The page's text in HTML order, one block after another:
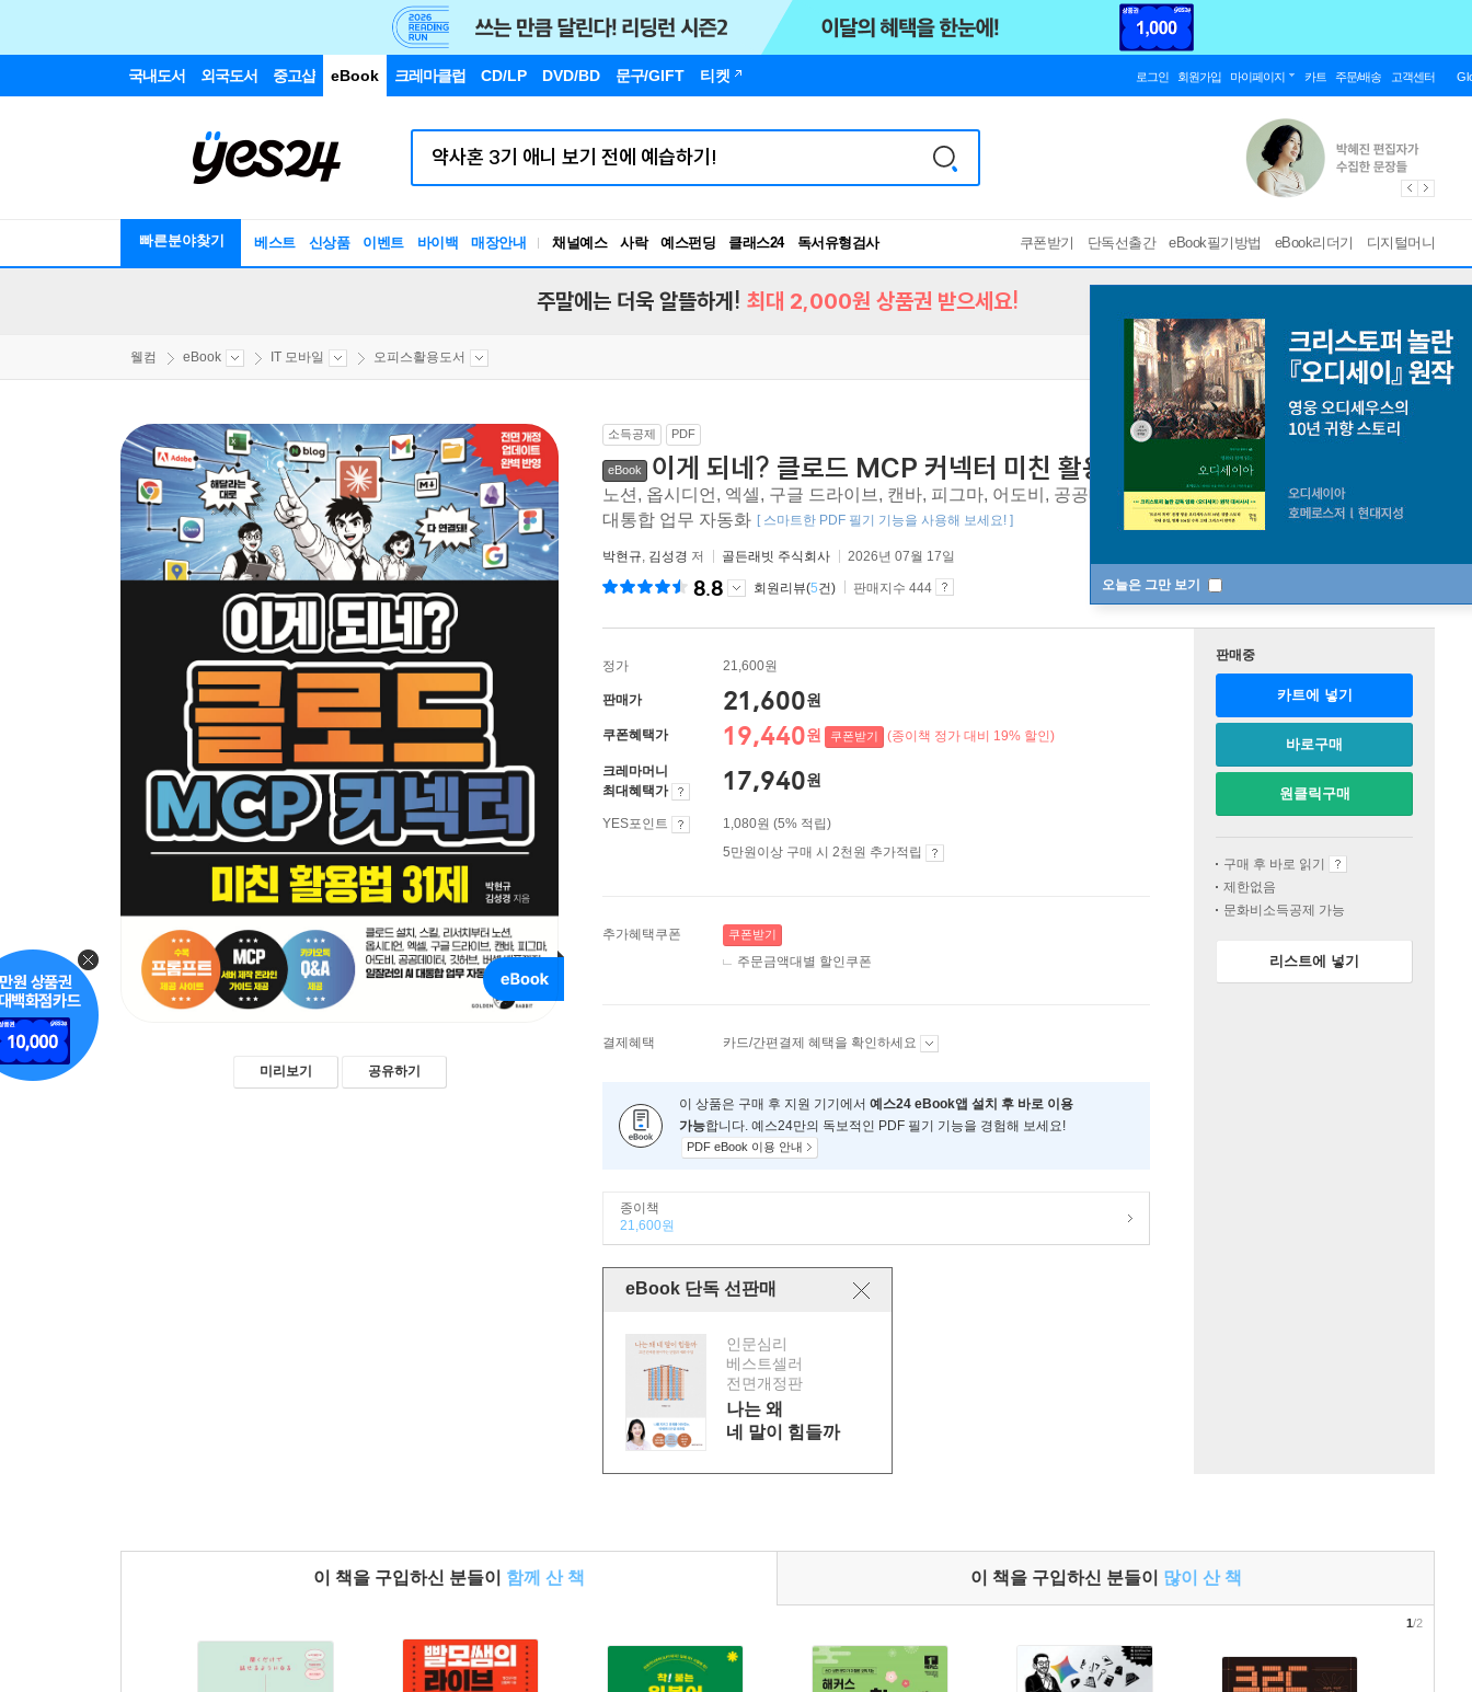
국내도서 외국도서 중고샵 eBook 크레마클럽 CD/LP DVD/BD 문구/GIFT 티켓 로그인 회원가입 마이페이지 카트 주문/배송 고객센터
빠른분야찾기 베스트 신상품 이벤트 바이백 매장안내 채널예스 사락 예스펀딩 클래스24
독서유형검사
RBTI Lab
쿠폰받기 단독선출간 eBook필기방법 eBook리더기 디지털머니
오늘은 그만 보기
주말에는 더욱 알뜰하게! 최대 2,000원 상품권 받으세요!
웰컴 eBook IT 모바일 오피스활용도서
미리보기 공유하기
소득공제 PDF
eBook 이게 되네? 클로드 MCP 커넥터 미친 활용법 31제
클로드 설치, 스킬, 리서치부터
노션, 옵시디언, 엑셀, 구글 드라이브, 캔바, 피그마, 어도비, 공공데이터, 깃허브, 버셀 배포까지 일잘러의 AI
대통합 업무 자동화 [ 스마트한 PDF 필기 기능을 사용해 보세요! ]
박현규, 김성경 저 골든래빗 주식회사 2026년 07월 17일
8.8 회원리뷰(5건) 판매지수 444
정가 21,600원
판매가 21,600원
쿠폰혜택가 19,440원 쿠폰받기 (종이책 정가 대비 19% 할인)
크레마머니
최대혜택가
17,940원
YES포인트
1,080원 (5% 적립)
5만원이상 구매 시 2천원 추가적립
추가혜택쿠폰 쿠폰받기
주문금액대별 할인쿠폰
결제혜택 카드/간편결제 혜택을 확인하세요
이 상품은 구매 후 지원 기기에서 예스24 eBook앱 설치 후 바로 이용
가능합니다. 예스24만의 독보적인 PDF 필기 기능을 경험해 보세요!
PDF eBook 이용 안내
종이책
21,600원
eBook 단독 선판매
인문심리
베스트셀러
전면개정판
나는 왜
네 말이 힘들까
판매중
카트에 넣기
바로구매
원클릭구매
구매 후 바로 읽기
제한없음
문화비소득공제 가능
리스트에 넣기
이 책을 구입하신 분들이 함께 산 책 이 책을 구입하신 분들이 많이 산 책
1/2